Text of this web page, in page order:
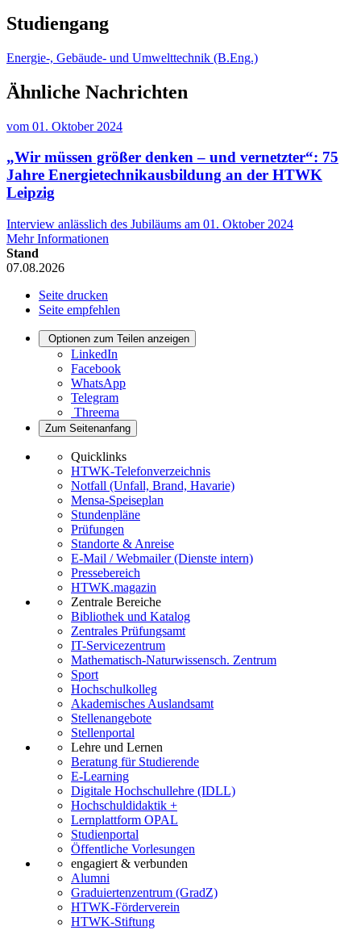
Studiengang
Energie-, Gebäude- und Umwelttechnik (B.Eng.)
Ähnliche Nachrichten
vom 01. Oktober 2024
„Wir müssen größer denken – und vernetzter“: 75
Jahre Energietechnikausbildung an der HTWK
Leipzig
Interview anlässlich des Jubiläums am 01. Oktober 2024
Mehr Informationen
Stand
07.08.2026
Seite drucken
Seite empfehlen
Optionen zum Teilen anzeigen
LinkedIn
Facebook
WhatsApp
Telegram
Threema
Zum Seitenanfang
Quicklinks
HTWK-Telefonverzeichnis
Notfall (Unfall, Brand, Havarie)
Mensa-Speiseplan
Stundenpläne
Prüfungen
Standorte & Anreise
E-Mail / Webmailer (Dienste intern)
Pressebereich
HTWK.magazin
Zentrale Bereiche
Bibliothek und Katalog
Zentrales Prüfungsamt
IT-Servicezentrum
Mathematisch-Naturwissensch. Zentrum
Sport
Hochschulkolleg
Akademisches Auslandsamt
Stellenangebote
Stellenportal
Lehre und Lernen
Beratung für Studierende
E-Learning
Digitale Hochschullehre (IDLL)
Hochschuldidaktik +
Lernplattform OPAL
Studienportal
Öffentliche Vorlesungen
engagiert & verbunden
Alumni
Graduiertenzentrum (GradZ)
HTWK-Förderverein
HTWK-Stiftung